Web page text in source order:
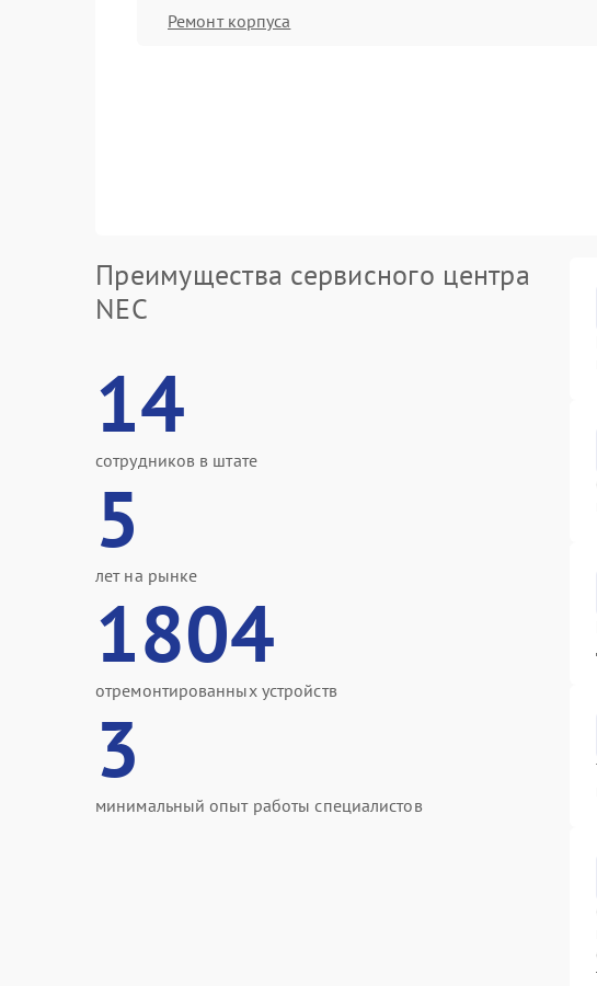
Ремонт корпуса
Преимущества сервисного центра
NEC
14
сотрудников в штате
5
лет на рынке
1804
отремонтированных устройств
3
минимальный опыт работы специалистов